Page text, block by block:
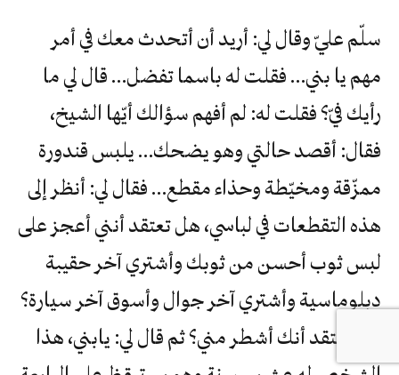
سلّم عليّ وقال لي: أريد أن أتحدث معك في أمر
مهم يا بني… فقلت له باسما تفضل… قال لي ما
رأيك فيّ؟ فقلت له: لم أفهم سؤالك أيّها الشيخ،
فقال: أقصد حالتي وهو يضحك… يلبس قندورة
ممزّقة ومخيّطة وحذاء مقطع… فقال لي: أنظر إلى
هذه التقطعات في لباسي، هل تعتقد أنني أعجز على
لبس ثوب أحسن من ثوبك وأشتري آخر حقيبة
دبلوماسية وأشتري آخر جوال وأسوق آخر سيارة؟
هل تعتقد أنك أشطر مني؟ ثم قال لي: يابني، هذا